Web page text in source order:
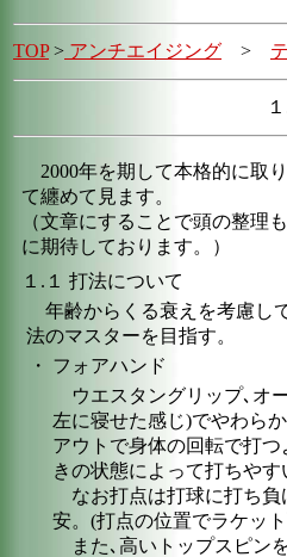
TOP> アンチエイジング >
2000年を期して本格的に取
て纏めて見ます。
（文章にすることで頭の整理
に期待しております。）
１.１ 打法について
年齢からくる衰えを考慮し
法のマスターを目指す。
・
フォアハンド
ウエスタングリップ､オ
左に寝せた感じ)でやわら
アウトで身体の回転で打
きの状態によって打ちやす
なお打点は打球に打ち負
安。(打点の位置でラケッ
また､高いトップスピン